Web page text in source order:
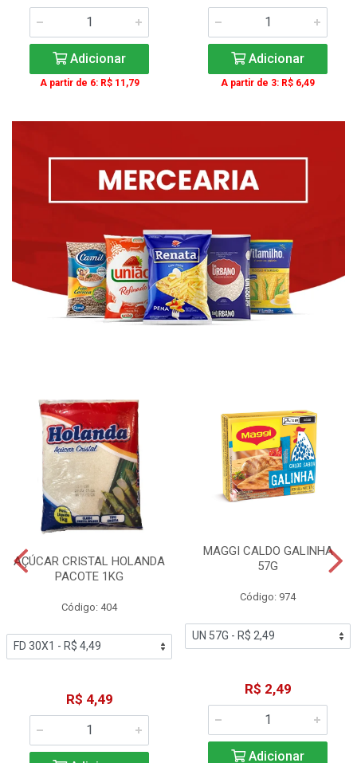
Adicionar
A partir de 6: R$ 11,79
Adicionar
A partir de 3: R$ 6,49
AÇÚCAR CRISTAL HOLANDA
PACOTE 1KG
Código: 404
R$ 4,49
MAGGI CALDO GALINHA
57G
Código: 974
R$ 2,49
Adicionar